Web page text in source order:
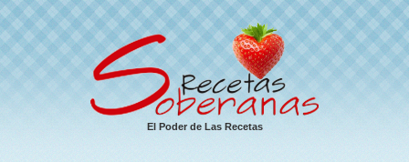
El Poder de Las Recetas